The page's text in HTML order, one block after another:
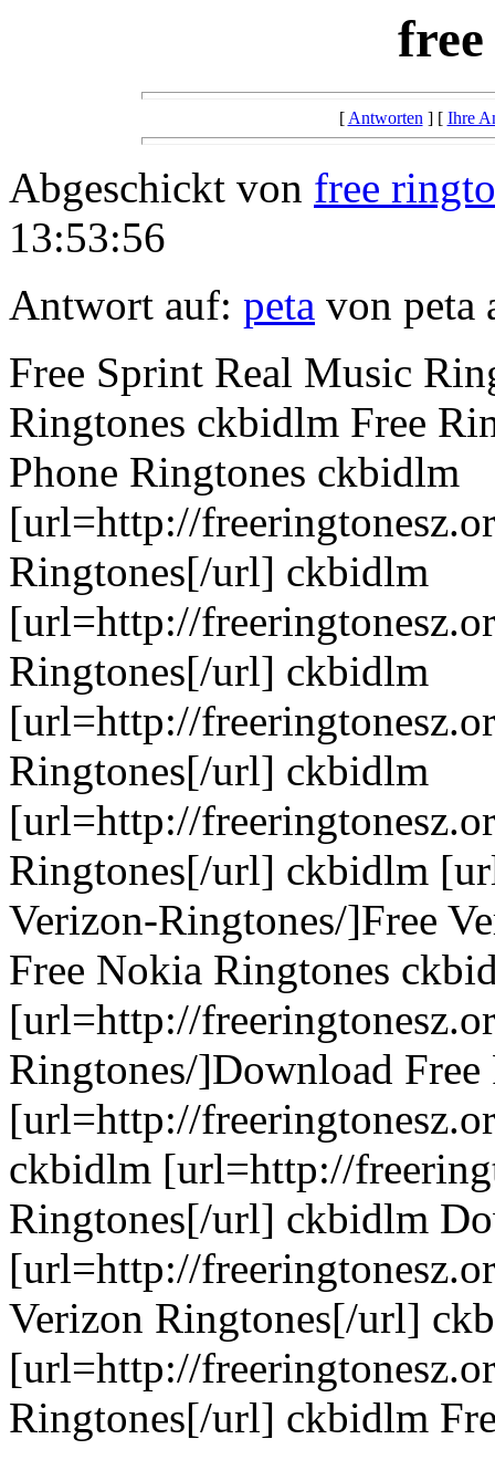
[Antworten] [ Ihre
Abgeschickt von free
13:53:56
Antwort auf: peta von peta
Free Sprint Real Music
Ringtones ckbidlm Free
Phone Ringtones ckbidlm
[url=http://
Ringtones[/url] ckbidlm
[url=http://
Ringtones[/url] ckbidlm
[url=http://
Ringtones[/url] ckbidlm
[url=http://
Ringtones[/url] ckbidlm
Verizon-Ringtones/]Free
Free Nokia Ringtones
[url=http://
Ringtones/]Download
[url=http://
ckbidlm [url=http://
Ringtones[/url] ckbidlm
[url=http://
Verizon Ringtones[/url]
[url=http://
Ringtones[/url] ckbidlm